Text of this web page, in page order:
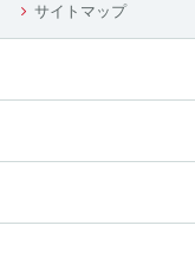
サイトマップ